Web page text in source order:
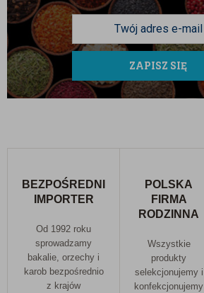
ZAPISZ SIĘ
BEZPOŚREDNI
IMPORTER
Od 1992 roku
sprowadzamy
bakalie, orzechy i
karob bezpośrednio
z krajów
POLSKA
FIRMA
RODZINNA
Wszystkie
produkty
selekcjonujemy i
konfekcjonujemy